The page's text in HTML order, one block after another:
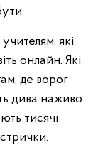
які
онлайн. Які
де ворог
дива наживо.
тисячі